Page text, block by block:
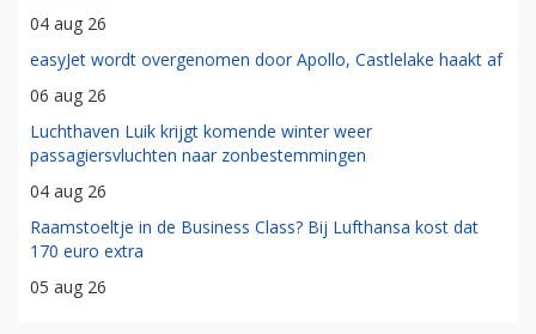
04 aug 26
easyJet wordt overgenomen door Apollo, Castlelake haakt af
06 aug 26
Luchthaven Luik krijgt komende winter weer
passagiersvluchten naar zonbestemmingen
04 aug 26
Raamstoeltje in de Business Class? Bij Lufthansa kost dat
170 euro extra
05 aug 26